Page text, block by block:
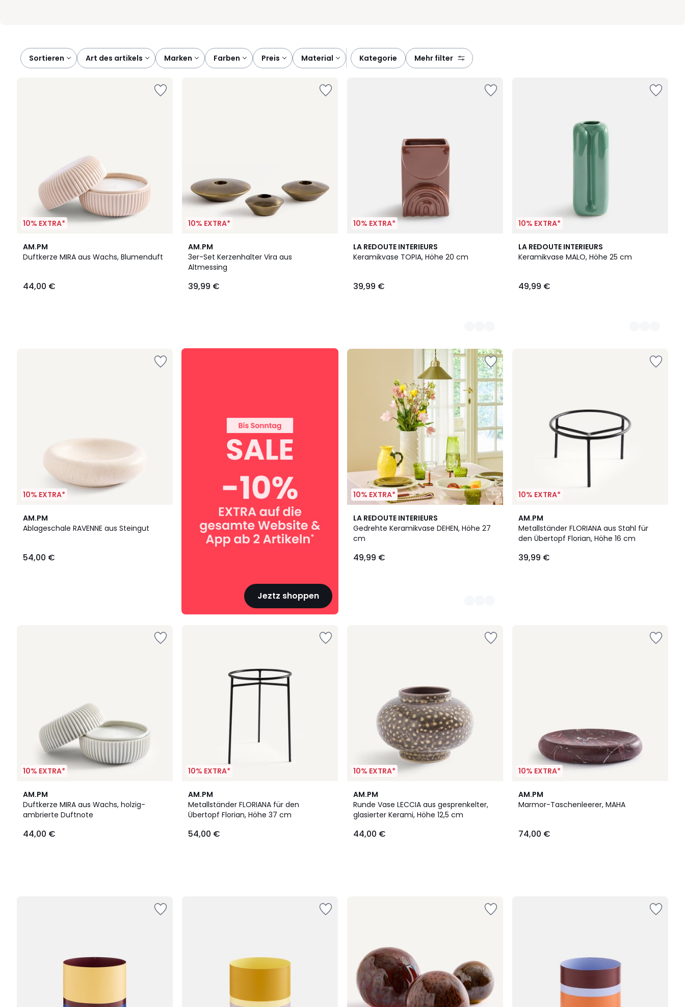
Sortieren art des artikels marken farben preis material kategorie mehr filter
10% EXTRA*
AM.PM
Duftkerze MIRA aus Wachs, Blumenduft
€.
44,00 €
10% EXTRA*
AM.PM
3er-Set Kerzenhalter Vira aus
Altmessing
39,99 €
10% EXTRA*
LA REDOUTE INTERIEURS
Keramikvase TOPIA, Höhe 20 cm
39,99 €
3
Farben
10% EXTRA*
LA REDOUTE INTERIEURS
Keramikvase MALO, Höhe 25 cm
49,99 €
4
Farben
10% EXTRA*
AM.PM
Ablageschale RAVENNE aus Steingut
54,00 €
Jeztz shoppen
SALE
10% EXTRA*
LA REDOUTE INTERIEURS
Gedrehte Keramikvase DEHEN, Höhe 27
cm
49,99 €
2
Farben
10% EXTRA*
AM.PM
Metallständer FLORIANA aus Stahl für
den Übertopf Florian, Höhe 16 cm
39,99 €
10% EXTRA*
AM.PM
Duftkerze MIRA aus Wachs, holzig-
ambrierte Duftnote
44,00 €
10% EXTRA*
AM.PM
Metallständer FLORIANA für den
Übertopf Florian, Höhe 37 cm
54,00 €
10% EXTRA*
AM.PM
Runde Vase LECCIA aus gesprenkelter,
glasierter Kerami, Höhe 12,5 cm
44,00 €
10% EXTRA*
AM.PM
Marmor-Taschenleerer, MAHA
74,00 €